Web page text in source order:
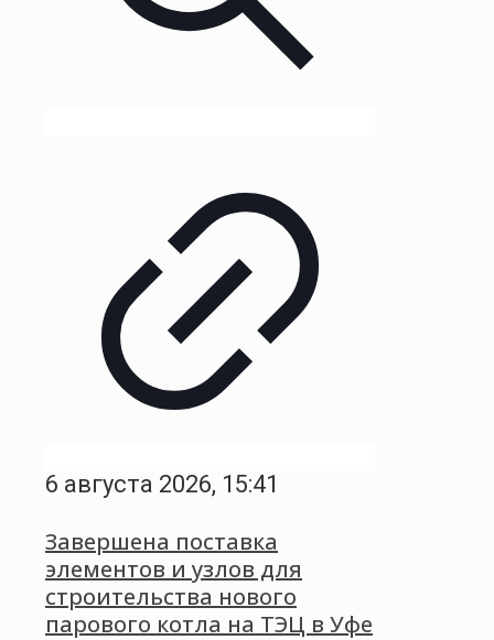
6 августа 2026, 15:41
Завершена поставка
элементов и узлов для
строительства нового
парового котла на ТЭЦ в Уфе